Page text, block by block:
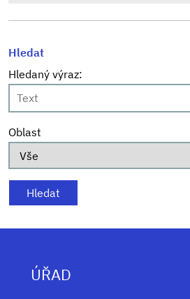
Hledat
Hledaný výraz:
Oblast
ÚŘAD